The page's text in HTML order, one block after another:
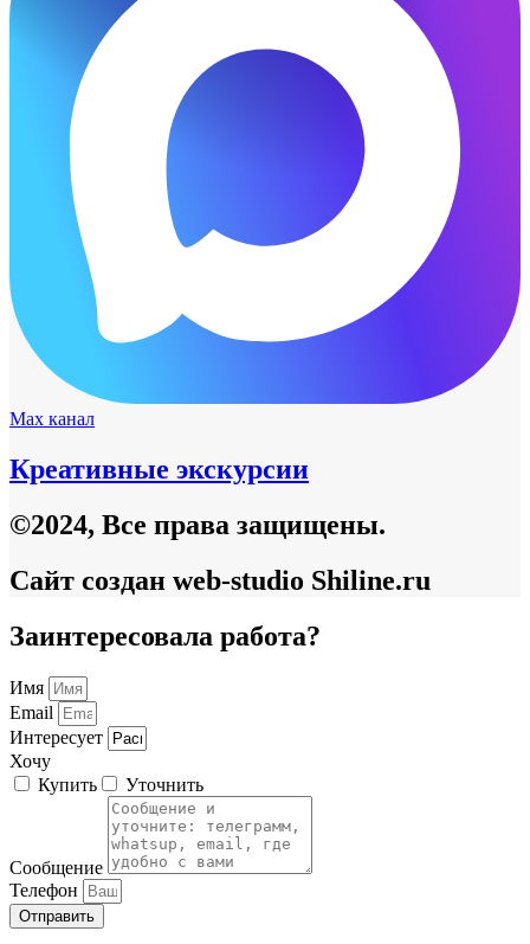
Max канал
Креативные экскурсии
©2024, Все права защищены.
Сайт создан web-studio Shiline.ru
Заинтересовала работа?
Имя
Email
Интересует
Хочу
Купить
Уточнить
Сообщение
Телефон
Отправить